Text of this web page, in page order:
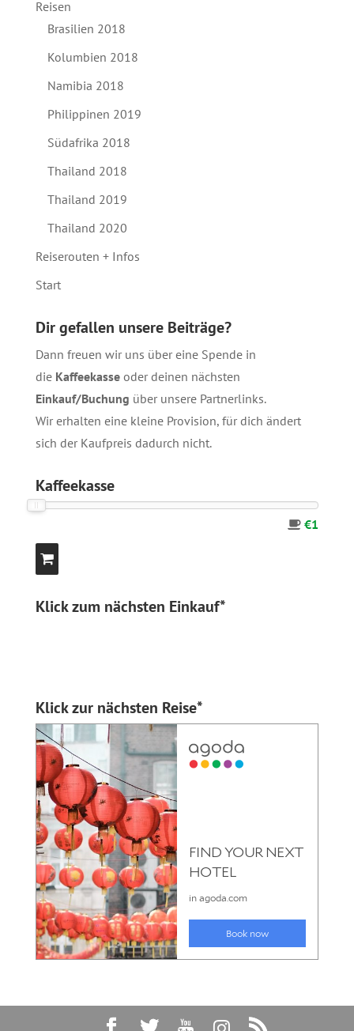
Reisen
Brasilien 2018
Kolumbien 2018
Namibia 2018
Philippinen 2019
Südafrika 2018
Thailand 2018
Thailand 2019
Thailand 2020
Reiserouten + Infos
Start
Dir gefallen unsere Beiträge?
Dann freuen wir uns über eine Spende in
die Kaffeekasseoder deinen nächsten
Einkauf/Buchung über unsere Partnerlinks.
Wir erhalten eine kleine Provision, für dich ändert
sich der Kaufpreis dadurch nicht.
Kaffeekasse
€1
Klick zum nächsten Einkauf*
Klick zur nächsten Reise*